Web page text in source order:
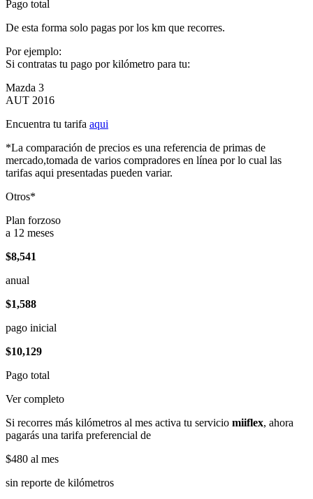
Pago total
De esta forma solo pagas por los km que recorres.
Por ejemplo:
Si contratas tu pago por kilómetro para tu:
Mazda 3
AUT 2016
Encuentra tu tarifa aqui
*La comparación de precios es una referencia de primas de
mercado,tomada de varios compradores en línea por lo cual las
tarifas aqui presentadas pueden variar.
Otros*
Plan forzoso
a 12 meses
$8,541
anual
$1,588
pago inicial
$10,129
Pago total
Ver completo
Si recorres más kilómetros al mes activa tu servicio miiflex, ahora
pagarás una tarifa preferencial de
$480 al mes
sin reporte de kilómetros